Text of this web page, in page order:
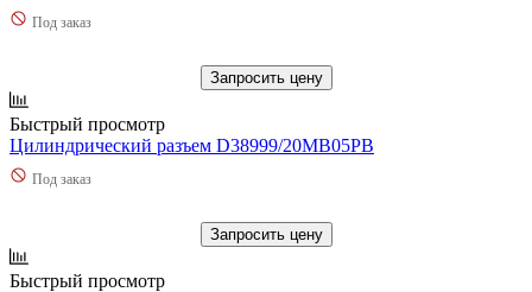
Под заказ
Запросить цену
Быстрый просмотр
Цилиндрический разъем D38999/20MB05PB
Под заказ
Запросить цену
Быстрый просмотр